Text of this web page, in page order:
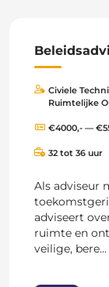
Civiele
Ruimtelijke
€4000,- —
32 tot 36 uur
Als adviseur
adviseert
ruimte en
veilige, bere...